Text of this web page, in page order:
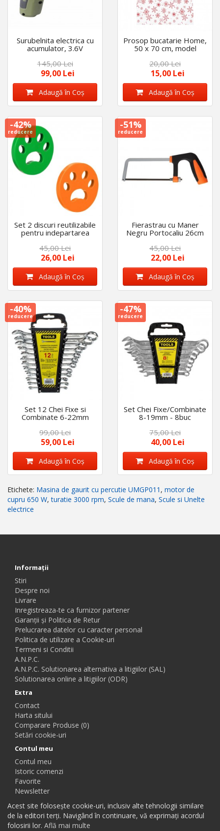
Surubelnita electrica cu
acumulator, 3.6V
in gol 180rpm, incarcare
prin USB
145,00 Lei
99,00 Lei
Adaugă în Coş
Prosop bucatarie Home,
50 x 70 cm, model
20,00 Lei
15,00 Lei
Adaugă în Coş
-42%
reducere
Set 2 discuri reutilizabile
pentru indepartarea
parului de animale
45,00 Lei
26,00 Lei
Adaugă în Coş
-51%
reducere
Fierastrau cu Maner
Negru Portocaliu 26cm
45,00 Lei
22,00 Lei
Adaugă în Coş
-40%
reducere
Set 12 Chei Fixe si
Combinate 6-22mm
99,00 Lei
59,00 Lei
Adaugă în Coş
-47%
reducere
Set Chei Fixe/Combinate
8-19mm - 8buc
75,00 Lei
40,00 Lei
Adaugă în Coş
Etichete: Masina de gaurit cu percutie UMGP011 , motor de
cupru 650 W,turatie 3000 rpm, Scule de mana, Scule si Unelte
electrice
Informaţii
Stiri
Despre noi
Livrare
Inregistreaza-te ca furnizor partener
Garanții și Politica de Retur
Prelucrarea datelor cu caracter personal
Politica de utilizare a Cookie-uri
Termeni si Conditii
A.N.P.C.
A.N.P.C. Solutionarea alternativa a litigiilor (SAL)
Solutionarea online a litigiilor (ODR)
Extra
Contact
Harta sitului
Comparare Produse (0)
Setări cookie-uri
Contul meu
Contul meu
Istoric comenzi
Favorite
Newsletter
Acest site folosește cookie-uri, inclusiv alte tehnologii similare
de la editori terți. Navigând în continuare, vă exprimați acordul
folosirii lor. Află mai multe